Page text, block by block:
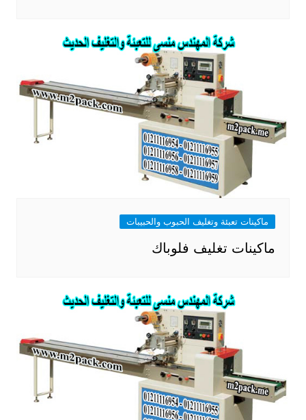
ماكينات تعبئة وتغليف الحبوب والحبيبات
ماكينات تغليف فلوباك